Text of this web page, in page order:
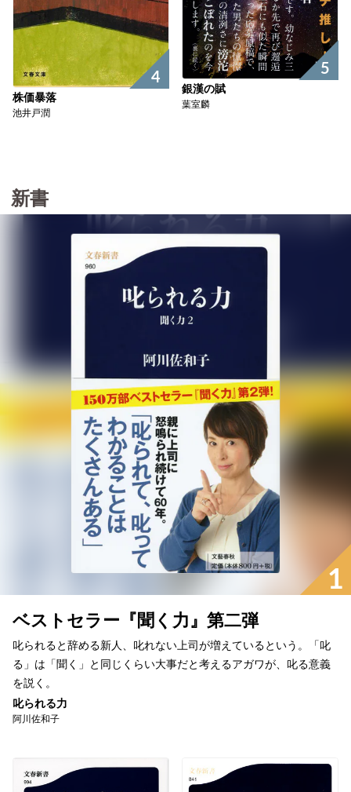
4
株価暴落
池井戸潤
5
銀漢の賦
葉室麟
新書
1
ベストセラー『聞く力』第二弾
叱られると辞める新人、叱れない上司が増えているという。「叱
る」は「聞く」と同じくらい大事だと考えるアガワが、叱る意義
を説く。
叱られる力
阿川佐和子